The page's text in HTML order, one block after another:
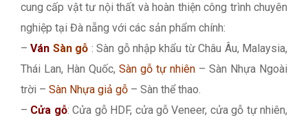
cung cấp vật tư nội thất và hoàn thiện công trình chuyên
nghiệp tại Đà nẵng với các sản phẩm chính:
–Ván Sàn gỗ : Sàn gỗ nhập khẩu từ Châu Âu, Malaysia,
Thái Lan, Hàn Quốc, Sàn gỗ tự nhiên – Sàn Nhựa Ngoài
trời – Sàn Nhựa giả gỗ – Sàn thể thao.
– Cửa gỗ: Cửa gỗ HDF, cửa gỗ Veneer, cửa gỗ tự nhiên,